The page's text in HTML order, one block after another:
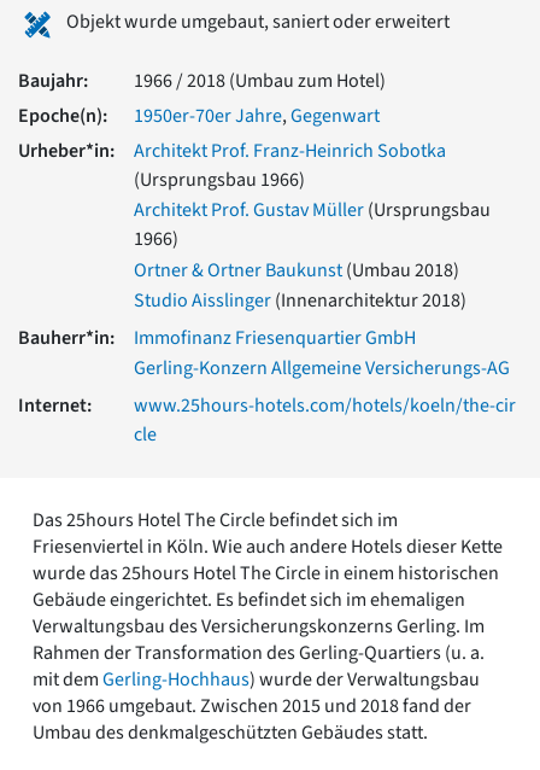
Romanik
Römische Antike
Über uns
Über baukunst-nrw
Fachbeirat
Freunde & Förderer
Impressum
Datenschutz
Objekt wurde umgebaut, saniert oder erweitert
Baujahr:
1966 / 2018 (Umbau zum Hotel)
Epoche(n):
1950er-70er Jahre,Gegenwart
Urheber*in:
Architekt Prof. Franz-Heinrich Sobotka
(Ursprungsbau 1966)
Architekt Prof. Gustav Müller(Ursprungsbau
1966)
Ortner & Ortner Baukunst(Umbau 2018)
Studio Aisslinger(Innenarchitektur 2018)
Bauherr*in:
Immofinanz Friesenquartier GmbH
Gerling-Konzern Allgemeine Versicherungs-AG
Internet:
www.25hours-hotels.com/hotels/koeln/the-cir
cle
Das 25hours Hotel The Circle befindet sich im
Friesenviertel in Köln. Wie auch andere Hotels dieser Kette
wurde das 25hours Hotel The Circle in einem historischen
Gebäude eingerichtet. Es befindet sich im ehemaligen
Verwaltungsbau des Versicherungskonzerns Gerling. Im
Rahmen der Transformation des Gerling-Quartiers (u. a.
mit demGerling-Hochhaus) wurde der Verwaltungsbau
von 1966 umgebaut. Zwischen 2015 und 2018 fand der
Umbau des denkmalgeschützten Gebäudes statt.